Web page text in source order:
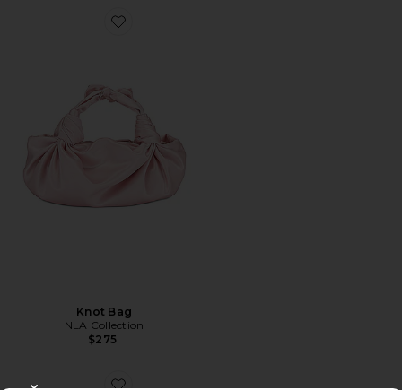
Favorite Knot Bag
Knot Bag
NLA Collection
$275